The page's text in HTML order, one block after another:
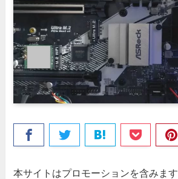
本サイトはプロモーションを含みます